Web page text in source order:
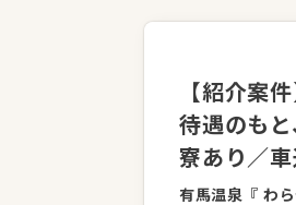
【紹介案
待遇のも
寮あり／
有馬温泉『 わら